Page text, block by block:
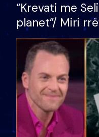
“Krevati me
planet”/ Miri
bukura në
mungojë zilja